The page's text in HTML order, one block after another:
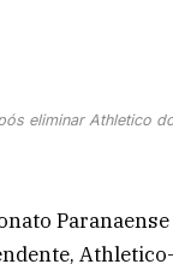
eliminar Athletico